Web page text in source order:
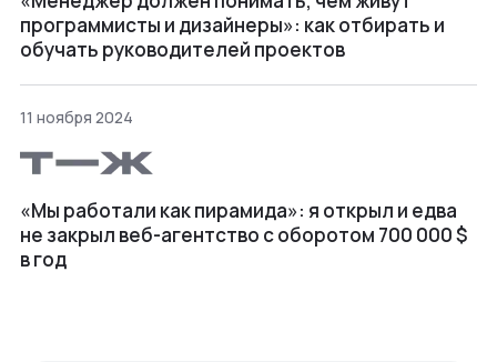
программисты и дизайнеры»: как отбирать и
обучать руководителей проектов
11 ноября 2024
«Мы работали как пирамида»: я открыл и едва
не закрыл веб⁠-⁠агентство с оборотом 700 000 $
в год